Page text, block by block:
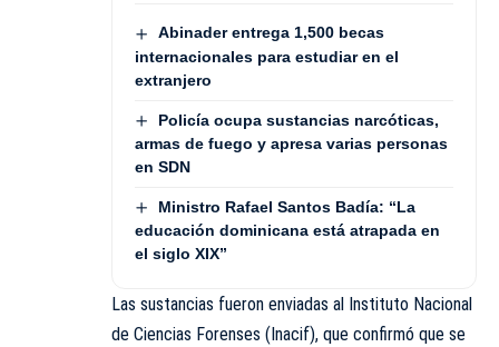
Abinader entrega 1,500 becas
internacionales para estudiar en el
extranjero
Policía ocupa sustancias narcóticas,
armas de fuego y apresa varias personas
en SDN
Ministro Rafael Santos Badía: “La
educación dominicana está atrapada en
el siglo XIX”
Las sustancias fueron enviadas al Instituto Nacional
de Ciencias Forenses (Inacif), que confirmó que se